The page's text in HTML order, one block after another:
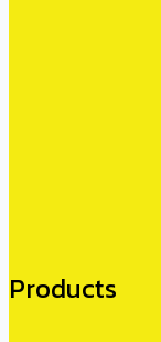
Products